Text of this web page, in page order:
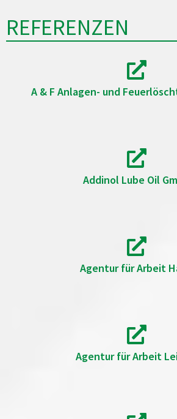
REFERENZEN
A & F Anlagen- und
Addinol Lube Oil
Agentur für Arbeit
Agentur für Arbeit